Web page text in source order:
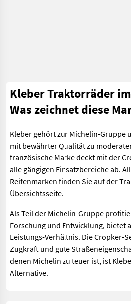
Kleber Traktorräder
Was zeichnet diese
Kleber gehört zur Michelin-Gruppe
mit bewährter Qualität zu
französische Marke deckt mit der
alle gängigen Einsatzbereiche ab.
Reifenmarken finden Sie auf der
Übersichtsseite.
Als Teil der Michelin-Gruppe
Forschung und Entwicklung, bietet
Leistungs-Verhältnis. Die Cropker-
Zugkraft und gute
denen Michelin zu teuer ist, ist
Alternative.